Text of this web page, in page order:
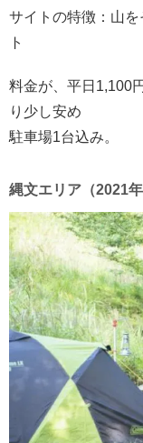
サイトの特徴：山
ト
料金が、平日1,100
り少し安め
駐車場1台込み。
縄文エリア（2021